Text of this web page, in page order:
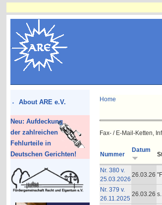
About ARE e.V.
Neu: Aufdeckung
der zahlreichen
Fehlurteile in
Deutschen Gerichten!
Home
Fax- / E-Mail-Ketten,
Nummer
Datum
Nr. 380 v.
25.03.2026
26.03.26
Nr. 379 v.
26.11.2025
26.03.26